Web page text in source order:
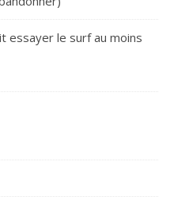
essayer le surf au moins